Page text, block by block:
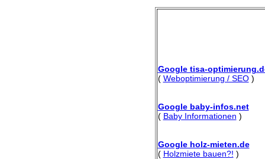
Google tisa-
( Weboptimierung / SEO)
Google baby-infos.net
( Baby Informationen )
Google holz-mieten.de
( Holzmiete bauen?! )